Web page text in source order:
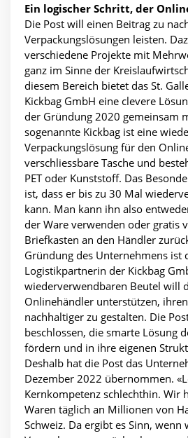
Ein logischer Schritt, der
Die Post will einen Beitrag zu
Verpackungslösungen leisten.
verschiedene Projekte mit
ganz im Sinne der
diesem Bereich bietet das St.
Kickbag GmbH eine clevere
der Gründung 2020 gemeinsam
sogenannte Kickbag ist eine
Verpackungslösung für den
verschliessbare Tasche und
PET oder Kunststoff. Das
ist, dass er bis zu 30 Mal
kann. Man kann ihn also
der Ware verwenden oder gratis
Briefkasten an den Händler
Gründung des Unternehmens ist
Logistikpartnerin der Kickbag
wiederverwendbaren Beutel will
Onlinehändler unterstützen,
nachhaltiger zu gestalten. Die
beschlossen, die smarte Lösung
fördern und in ihre eigenen
Deshalb hat die Post das
Dezember 2022 übernommen.
Kernkompetenz schlechthin. Wir
Waren täglich an Millionen von
Schweiz. Da ergibt es Sinn, wenn